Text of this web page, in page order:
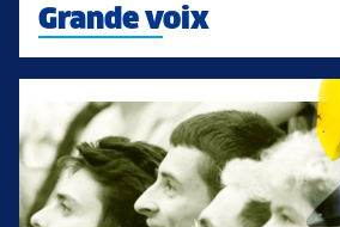
Grande voix